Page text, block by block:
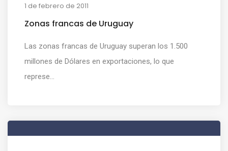
1 de febrero de 2011
Zonas francas de Uruguay
Las zonas francas de Uruguay superan los 1.500
millones de Dólares en exportaciones, lo que
represe...